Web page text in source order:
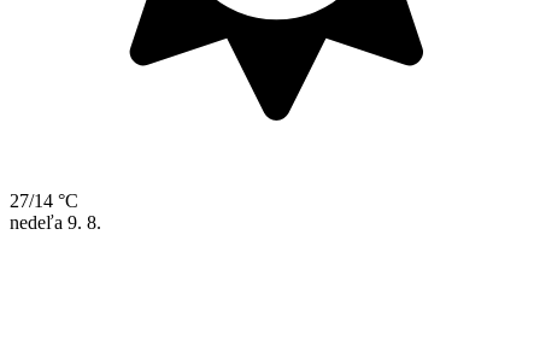
27/14 °C
nedeľa 9. 8.